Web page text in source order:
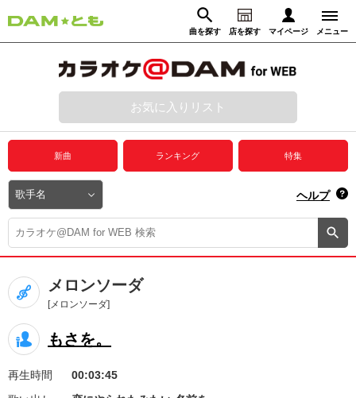
曲を探す 店を探す マイページ メニュー
動画からさがす 録音からさがす
ログイン
プレミアムサービス
DAM★とも動画
DAM★とも録音
カラオケ＠DAM
ユーザー検索
キャンペーン
お知らせ よくあるご質問
お気に入りリスト
新曲 ランキング 特集
ヘルプ
メロンソーダ
[メロンソーダ]
もさを。
再生時間
00:03:45